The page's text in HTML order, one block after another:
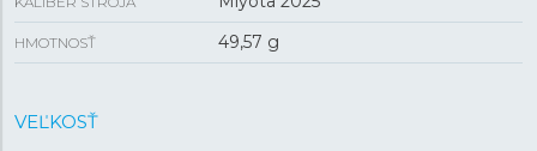
HMOTNOSŤ 49,57 g
VEĽKOSŤ